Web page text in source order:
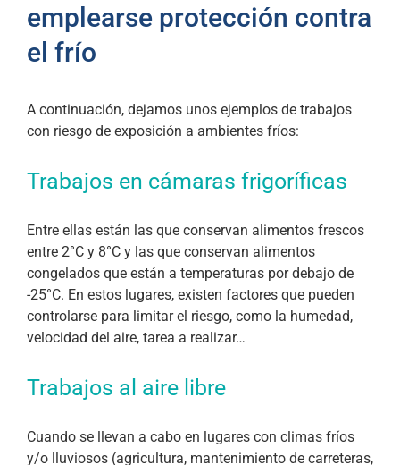
emplearse protección contra
el frío
A continuación, dejamos unos ejemplos de trabajos
con riesgo de exposición a ambientes fríos:
Trabajos en cámaras frigoríficas
Entre ellas están las que conservan alimentos frescos
entre 2°C y 8°C y las que conservan alimentos
congelados que están a temperaturas por debajo de
-25°C. En estos lugares, existen factores que pueden
controlarse para limitar el riesgo, como la humedad,
velocidad del aire, tarea a realizar…
Trabajos al aire libre
Cuando se llevan a cabo en lugares con climas fríos
y/o lluviosos (agricultura, mantenimiento de carreteras,